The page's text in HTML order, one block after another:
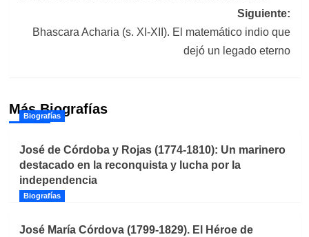
Siguiente:
Bhascara Acharia (s. XI-XII). El matemático indio que
dejó un legado eterno
Más Biografías
Biografías
José de Córdoba y Rojas (1774-1810): Un marinero
destacado en la reconquista y lucha por la
independencia
Biografías
José María Córdova (1799-1829). El Héroe de